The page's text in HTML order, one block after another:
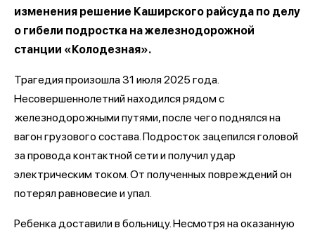
изменения решение Каширского райсуда по делу
о гибели подростка на железнодорожной
станции «Колодезная».
Трагедия произошла 31 июля 2025 года.
Несовершеннолетний находился рядом с
железнодорожными путями, после чего поднялся на
вагон грузового состава. Подросток зацепился головой
за провода контактной сети и получил удар
электрическим током. От полученных повреждений он
потерял равновесие и упал.
Ребенка доставили в больницу. Несмотря на оказанную